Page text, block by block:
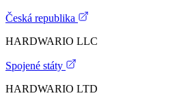
Česká republika
HARDWARIO LLC
Spojené státy
HARDWARIO LTD